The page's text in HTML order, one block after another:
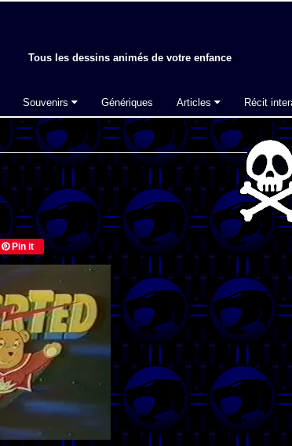
Tous les dessins animés de votre enfance
Souvenirs Génériques Articles Récit
Pin it